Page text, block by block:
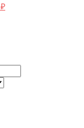
₽